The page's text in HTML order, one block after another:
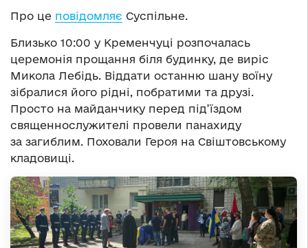
Про це повідомляє Суспільне.
Близько 10:00 у Кременчуці розпочалась
церемонія прощання біля будинку, де виріс
Микола Лебідь. Віддати останню шану воїну
зібралися його рідні, побратими та друзі.
Просто на майданчику перед під’їздом
священнослужителі провели панахиду
за загиблим. Поховали Героя на Свіштовському
кладовищі.